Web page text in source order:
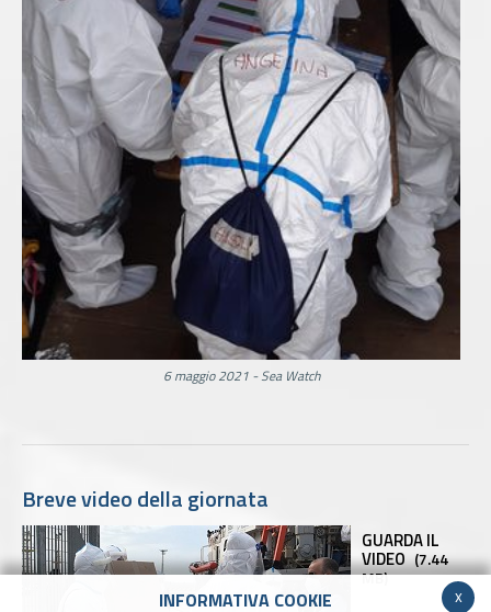
6 maggio 2021 - Sea Watch
Breve video della giornata
GUARDA IL
VIDEO (7.44
MB)
x
INFORMATIVA COOKIE